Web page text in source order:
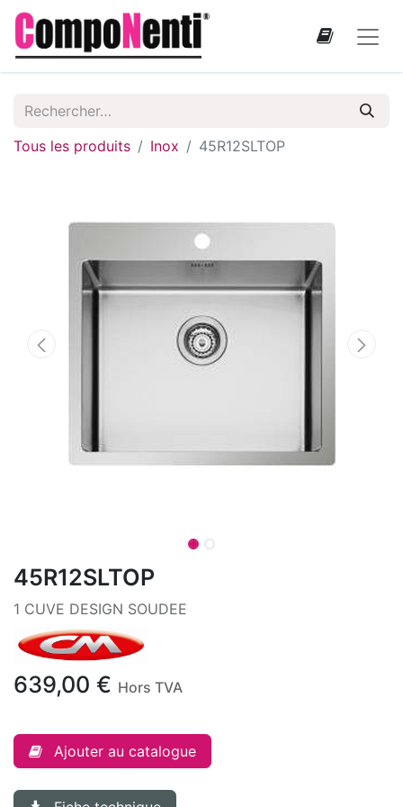
Tous les produits Inox 45R12SLTOP
45R12SLTOP
1 CUVE DESIGN SOUDEE
639,00 € Hors TVA
Ajouter au catalogue